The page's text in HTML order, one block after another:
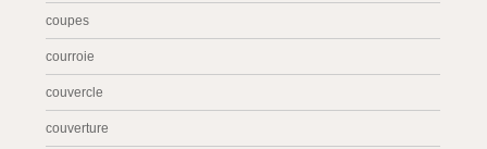
coupes
courroie
couvercle
couverture